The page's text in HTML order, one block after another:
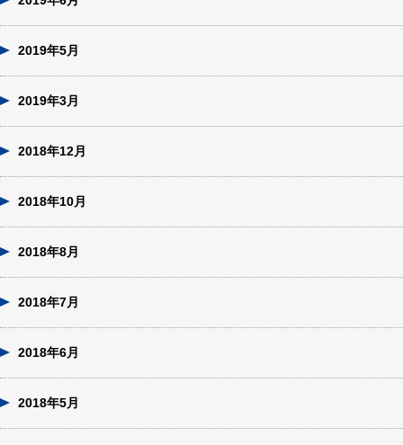
2019年5月
2019年3月
2018年12月
2018年10月
2018年8月
2018年7月
2018年6月
2018年5月